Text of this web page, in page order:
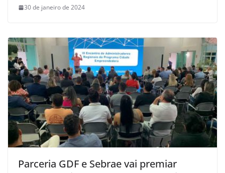
30 de janeiro de 2024
Parceria GDF e Sebrae vai premiar